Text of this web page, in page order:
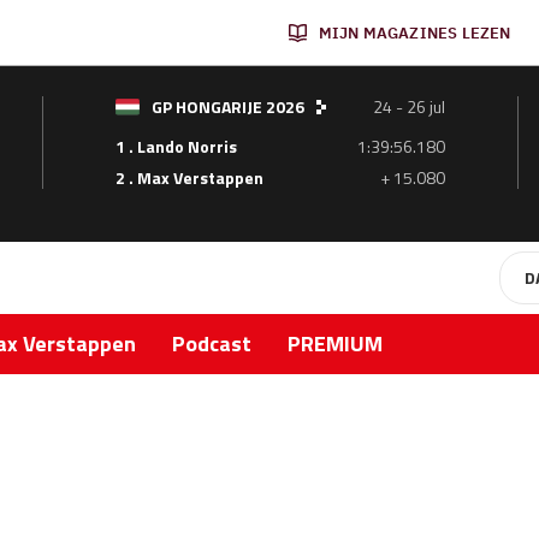
MIJN MAGAZINES LEZEN
GP HONGARIJE 2026
24 - 26 jul
1 . Lando Norris
1:39:56.180
2 . Max Verstappen
+ 15.080
Verstappen Podcast PREMIUM